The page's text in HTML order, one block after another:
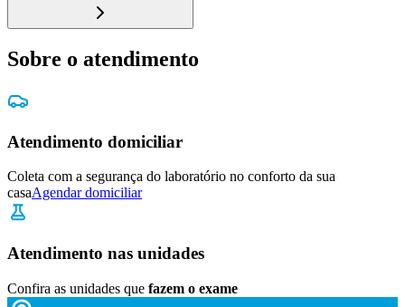
Sobre o atendimento
Atendimento domiciliar
Coleta com a segurança do laboratório no conforto da sua
casaAgendar domiciliar
Atendimento nas unidades
Confira as unidades que fazem o exame